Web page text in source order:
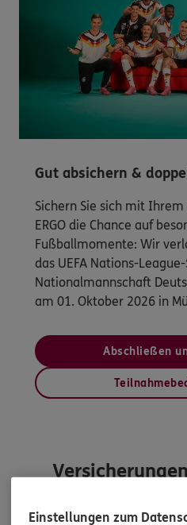
Gut absichern &
Sichern Sie sich mit
ERGO die Chance auf
Fußballmomente: Wir
das UEFA Nations-
Nationalmannschaft
am 01. Oktober 2026 in
Abschließen
Einstellungen zum